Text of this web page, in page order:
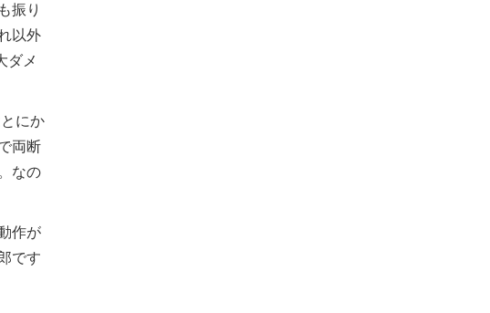
振り
以外
ダメ
にか
両断
なの
作が
です